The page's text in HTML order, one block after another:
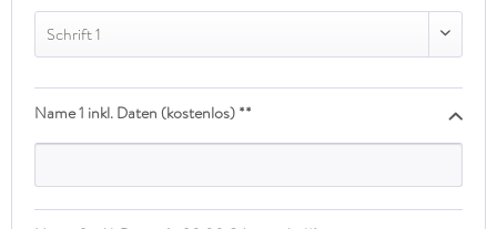
Schrift 1
Name 1 inkl. Daten (kostenlos) **